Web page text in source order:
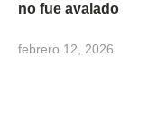
no fue avalado
febrero 12, 2026